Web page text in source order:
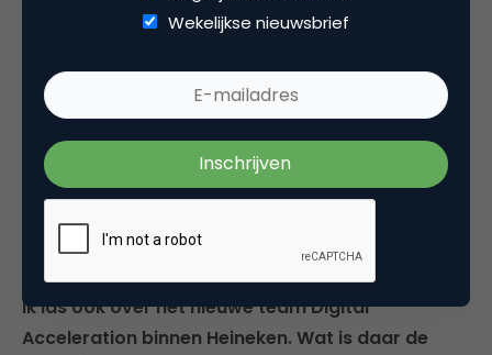
Ik las ook over het nieuwe team Digital
Acceleration binnen Heineken. Wat is daar de
Wekelijkse nieuwsbrief